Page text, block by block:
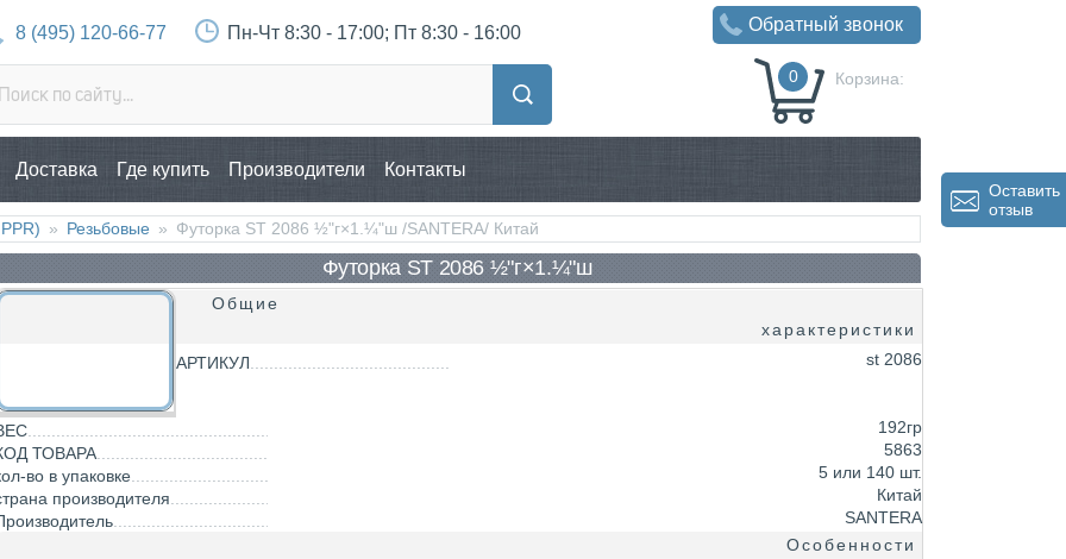
Корзина:
0
8 (495) 120-66-77 Пн-Чт 8:30 - 17:00; Пт 8:30 - 16:00 Обратный звонок
Доставка Где купить Производители Контакты
» Резьбовые » Футорка ST 2086 ½"г×1.¼"ш /SANTERA/ Китай
Футорка ST 2086 ½"г×1.¼"ш
Общие
характеристики
АРТИКУЛ
st 2086
192гр
ТОВАРА
5863
во в упаковке
5 или 140 шт.
производителя
Китай
SANTERA
Особенности
Оставить
отзыв